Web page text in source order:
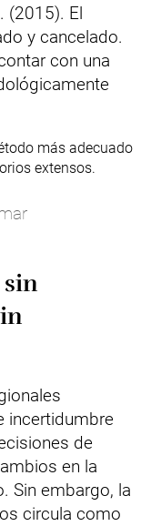
(2015). El
y cancelado.
con una
incertidumbre
de
en la
Sin embargo, la
circula como